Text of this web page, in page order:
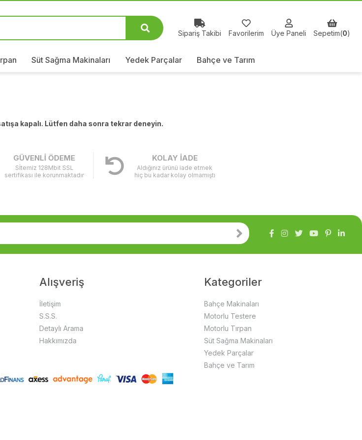
Sipariş Takibi Favorilerim Üye Paneli Sepetim(0)
Süt Sağma Makinaları Yedek Parçalar Bahçe ve Tarım
kapalı. Lütfen daha sonra tekrar deneyin.
GÜVENLİ ÖDEME
Sİtemiz 128Mbit SSL
sertifikası ile korunmaktadır
KOLAY İADE
Aldığınız ürünü iade etmek
hiç bu kadar kolay olmamıştı
Alışveriş
İletişim
S.S.S.
Detaylı Arama
Hakkımızda
Kategoriler
Bahçe Makinaları
Motorlu Testere
Motorlu Tırpan
Süt Sağma Makinaları
Yedek Parçalar
Bahçe ve Tarım